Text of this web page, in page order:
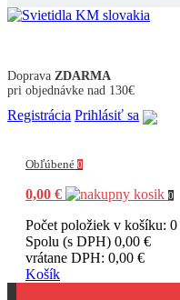
Doprava ZDARMA
pri objednávke nad 130€
Registrácia Prihlásiť sa
Obľúbené 0
0,00 € 0
Počet položiek v košíku: 0
Spolu (s DPH) 0,00 €
vrátane DPH: 0,00 €
Košík